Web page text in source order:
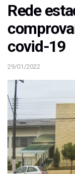
Rede
covid-19
29/01/2022